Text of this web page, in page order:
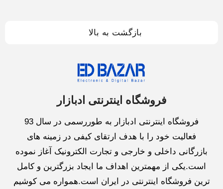
بازگشت به بالا
فروشگاه اینترنتی ادبازار
فروشگاه اینترنتی ادبازار به طوررسمی در سال 93
فعالیت خود را با هدف ارتقای کیفی در زمینه های
بازرگانی داخلی و خارجی و تجارت الکترونیک آغاز نموده
است.یکی از مهمترین اهداف ما ایجاد بزرگترین و کامل
ترین فروشگاه اینترنتی در ایران است.همواره می کوشیم